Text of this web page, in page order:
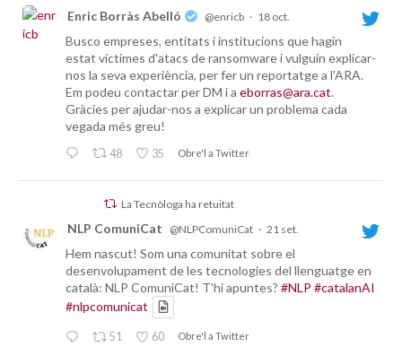
Enric Borràs Abelló @enricb · 18 oct.
Busco empreses, entitats i institucions que hagin
estat víctimes d'atacs de ransomware i vulguin explicar-
nos la seva experiència, per fer un reportatge a l'ARA.
Em podeu contactar per DM i a eborras@ara.cat.
Gràcies per ajudar-nos a explicar un problema cada
vegada més greu!
48 35 Obre'l a Twitter
La Tecnòloga ha retuitat
NLP ComuniCat @NLPComuniCat · 21 set.
Hem nascut! Som una comunitat sobre el
desenvolupament de les tecnologies del llenguatge en
català: NLP ComuniCat! T'hi apuntes? #NLP #catalanAI
#nlpcomunicat
51 60 Obre'l a Twitter